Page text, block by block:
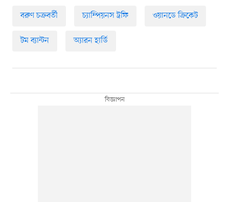
বরুণ চক্রবর্তী চ্যাম্পিয়নস ট্রফি ওয়ানডে ক্রিকেট
টম ব্যান্টন অ্যারন হার্ডি